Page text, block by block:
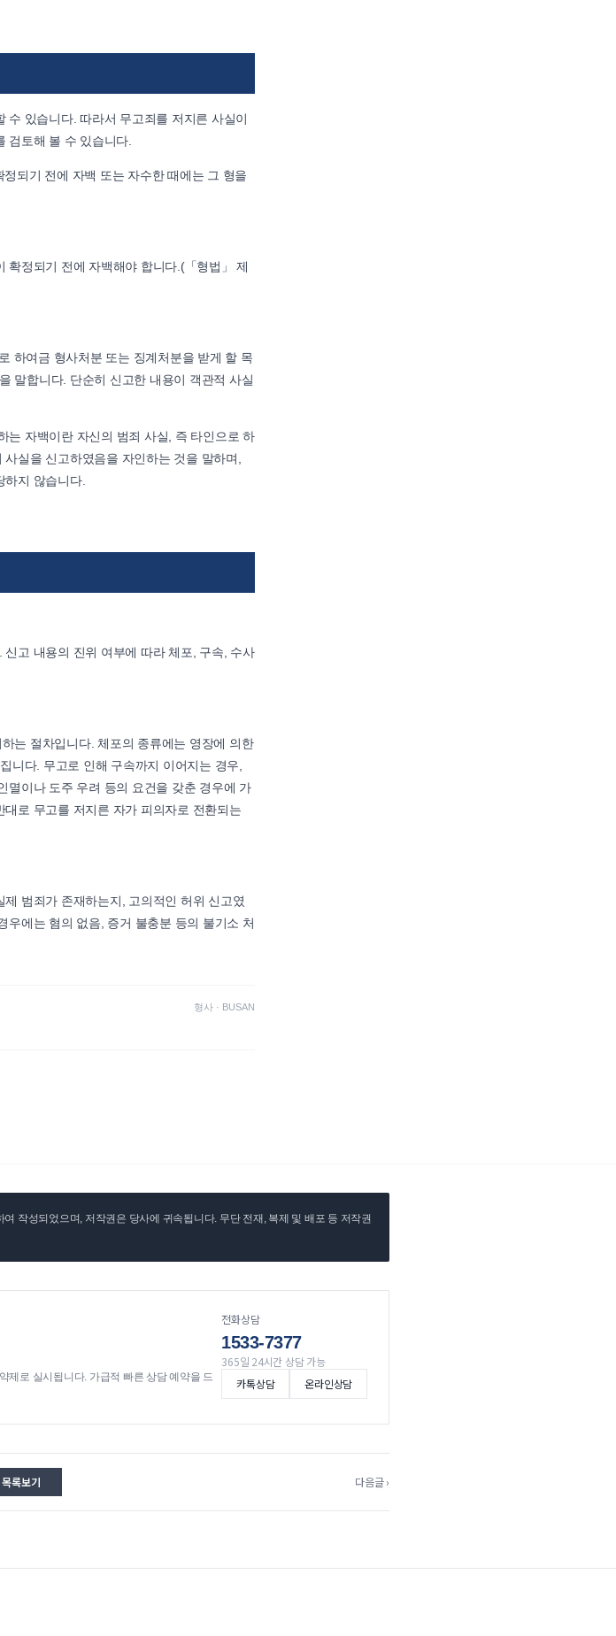
수 있습니다. 따라서 무고죄를 저지른 사실이
검토해 볼 수 있습니다.
되기 전에 자백 또는 자수한 때에는 그 형을
확정되기 전에 자백해야 합니다.(「형법」 제
하여금 형사처분 또는 징계처분을 받게 할 목
말합니다. 단순히 신고한 내용이 객관적 사실
는 자백이란 자신의 범죄 사실, 즉 타인으로 하
실을 신고하였음을 자인하는 것을 말하며,
지 않습니다.
고 내용의 진위 여부에 따라 체포, 구속, 수사
는 절차입니다. 체포의 종류에는 영장에 의한
니다. 무고로 인해 구속까지 이어지는 경우,
멸이나 도주 우려 등의 요건을 갖춘 경우에 가
로 무고를 저지른 자가 피의자로 전환되는
범죄가 존재하는지, 고의적인 허위 신고였
우에는 혐의 없음, 증거 불충분 등의 불기소 처
형사 · BUSAN
작성되었으며, 저작권은 당사에 귀속됩니다. 무단 전재, 복제 및 배포 등 저작권
제로 실시됩니다. 가급적 빠른 상담 예약을 드
전화상담
1533-7377
365일 24시간 상담 가능
카톡상담
온라인상담
목록보기 다음글 ›